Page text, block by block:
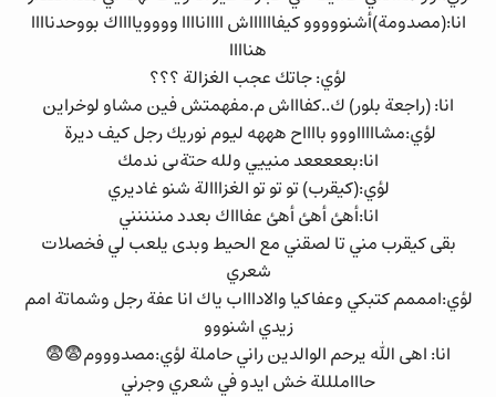
انا:(مصدومة)أشنووووو كيفااااااش ااااناااا وووويااااك بووحدناااا
هناااا
لؤي: جاتك عجب الغزالة ؟؟؟
انا: (راجعة بلور) ك..كفاااش م.مفهمتش فين مشاو لوخراين
لؤي:مشاااااووو بااااح هههه ليوم نوريك رجل كيف ديرة
انا:بعععععد منييي ولله حتةىى ندمك
لؤي:(كيقرب) تو تو تو الغزااالة شنو غاديري
انا:أهئ أهئ أهئ عفاااك بعدد مننننني
بقى كيقرب مني تا لصقني مع الحيط وبدى يلعب لي فخصلات
شعري
لؤي:امممم كتبكي وعفاكيا والاداااب ياك انا عفة رجل وشماتة امم
زيدي اشنووو
انا: اهى الله يرحم الوالدين راني حاملة لؤي:مصدوووم😨😨
حاااملللة خش ايدو في شعري وجرني